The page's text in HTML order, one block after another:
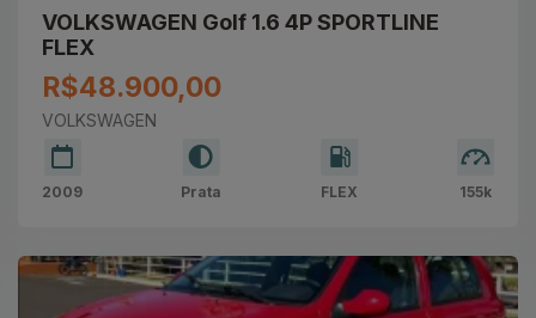
VOLKSWAGEN Golf 1.6 4P SPORTLINE
FLEX
R$48.900,00
VOLKSWAGEN
2009 Prata FLEX 155k